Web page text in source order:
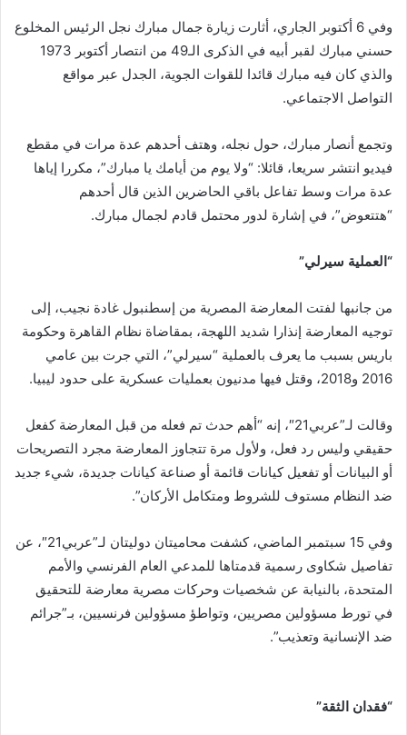
وفي 6 أكتوبر الجاري، أثارت زيارة جمال مبارك نجل الرئيس المخلوع
حسني مبارك لقبر أبيه في الذكرى الـ49 من انتصار أكتوبر 1973
والذي كان فيه مبارك قائدا للقوات الجوية، الجدل عبر مواقع
التواصل الاجتماعي.
وتجمع أنصار مبارك، حول نجله، وهتف أحدهم عدة مرات في مقطع
فيديو انتشر سريعا، قائلا: “ولا يوم من أيامك يا مبارك”، مكررا إياها
عدة مرات وسط تفاعل باقي الحاضرين الذين قال أحدهم
“هتتعوض”، في إشارة لدور محتمل قادم لجمال مبارك.
“العملية سيرلي”
من جانبها لفتت المعارضة المصرية من إسطنبول غادة نجيب، إلى
توجيه المعارضة إنذارا شديد اللهجة، بمقاضاة نظام القاهرة وحكومة
باريس بسبب ما يعرف بالعملية “سيرلي”، التي جرت بين عامي
2016 و2018، وقتل فيها مدنيون بعمليات عسكرية على حدود ليبيا.
وقالت لـ”عربي21″، إنه “أهم حدث تم فعله من قبل المعارضة كفعل
حقيقي وليس رد فعل، ولأول مرة تتجاوز المعارضة مجرد التصريحات
أو البيانات أو تفعيل كيانات قائمة أو صناعة كيانات جديدة، شيء جديد
ضد النظام مستوف للشروط ومتكامل الأركان”.
وفي 15 سبتمبر الماضي، كشفت محاميتان دوليتان لـ”عربي21″، عن
تفاصيل شكاوى رسمية قدمتاها للمدعي العام الفرنسي والأمم
المتحدة، بالنيابة عن شخصيات وحركات مصرية معارضة للتحقيق
في تورط مسؤولين مصريين، وتواطؤ مسؤولين فرنسيين، بـ”جرائم
ضد الإنسانية وتعذيب”.
“فقدان الثقة”